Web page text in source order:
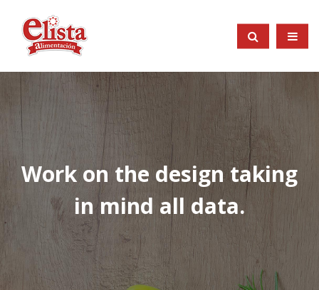
Work on the design taking
in mind all data.